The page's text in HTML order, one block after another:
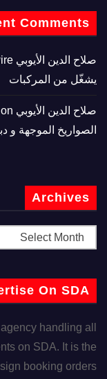
Comments
صلاح الدين الأيوبي
يشغّل من المركبات
صلاح الدين الأيوبي
الصواريخ الموجهة و
Archives
On SDA
handling all
on SDA. It is the
booking orders